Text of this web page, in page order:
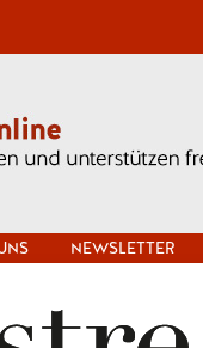
NEWSLETTER